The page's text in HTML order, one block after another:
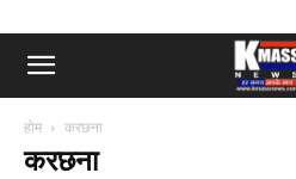
होम करछना
करछना